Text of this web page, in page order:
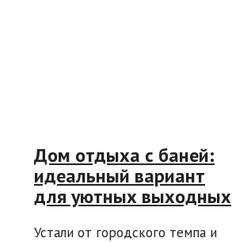
Дом отдыха с баней:
идеальный вариант
для уютных выходных
Устали от городского темпа и